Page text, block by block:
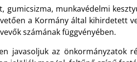
gumicsizma, munkavédelmi
a Kormány által kihirdetett
számának függvényében.
javasoljuk az önkormányzatok